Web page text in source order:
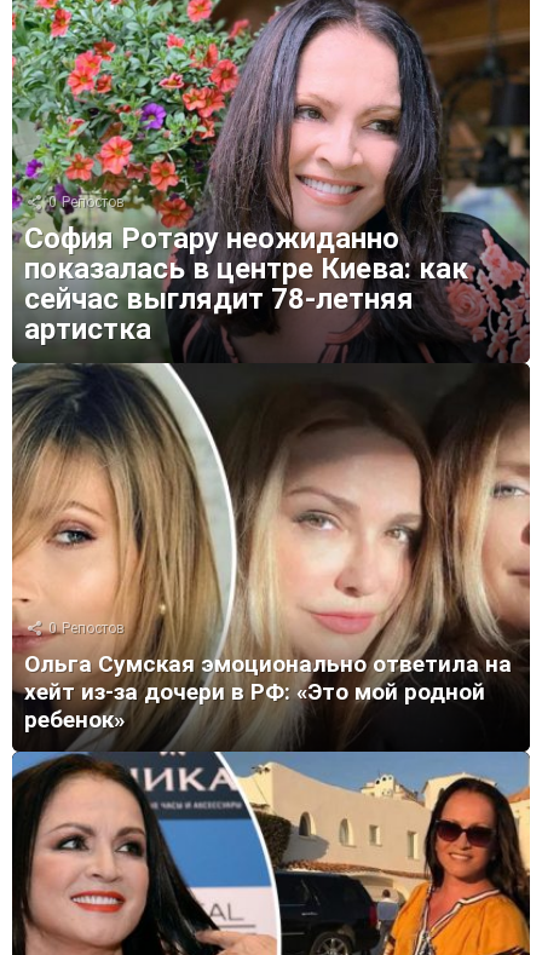
0 Репостов
София Ротару неожиданно
показалась в центре Киева: как
сейчас выглядит 78-летняя
артистка
0 Репостов
Ольга Сумская эмоционально ответила на
хейт из-за дочери в РФ: «Это мой родной
ребенок»